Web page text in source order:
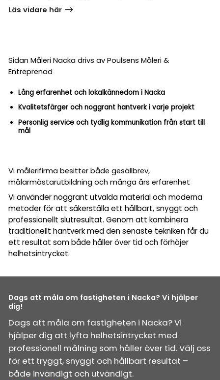
Läs vidare här
Sidan Måleri Nacka drivs av Poulsens Måleri &
Entreprenad
Lång erfarenhet och lokalkännedom i Nacka
Kvalitetsfärger och noggrant hantverk i varje projekt
Personlig service och tydlig kommunikation från start till
mål
Vi målerifirma besitter både gesällbrev,
målarmästarutbildning och många års erfarenhet
Vi använder noggrant utvalda material och moderna
metoder för att säkerställa ett hållbart, snyggt och
professionellt slutresultat. Genom att kombinera
traditionellt hantverk med den senaste tekniken får du
ett resultat som både håller över tid och förhöjer
helhetsintrycket.
Dags att måla om fastigheten i Nacka? Vi hjälper
dig!
Dags att måla om fastigheten i Nacka? Vi
hjälper dig att lyfta helhetsintrycket med
professionell målning som håller över tid. Välj oss
för ett tryggt, snyggt och hållbart resultat –
både invändigt och utvändigt.